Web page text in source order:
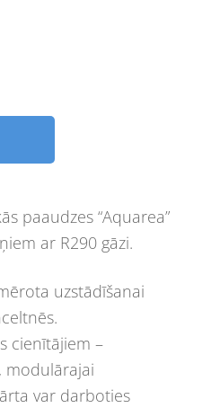
paaudzes “Aquarea”
ar R290 gāzi.
uzstādīšanai
cienītājiem –
modulārajai
var darboties